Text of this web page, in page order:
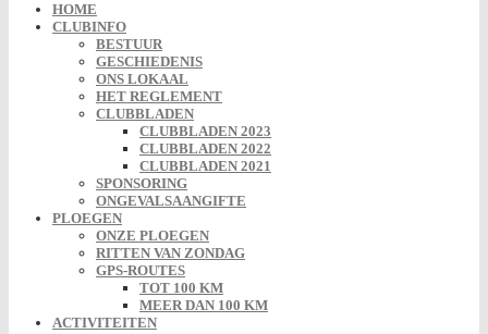
HOME
CLUBINFO
BESTUUR
GESCHIEDENIS
ONS LOKAAL
HET REGLEMENT
CLUBBLADEN
CLUBBLADEN 2023
CLUBBLADEN 2022
CLUBBLADEN 2021
SPONSORING
ONGEVALSAANGIFTE
PLOEGEN
ONZE PLOEGEN
RITTEN VAN ZONDAG
GPS-ROUTES
TOT 100 KM
MEER DAN 100 KM
ACTIVITEITEN